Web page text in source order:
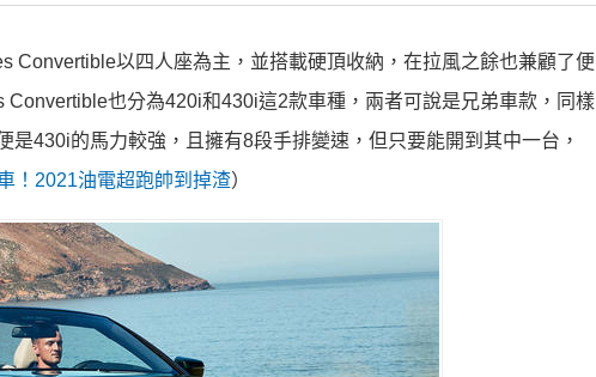
Convertible以四人座為主，並搭載硬頂收納，在拉風之餘也兼顧了便
也分為420i和430i這2款車種，兩者可說是兄弟車款，同樣
430i的馬力較強，且擁有8段手排變速，但只要能開到其中一台，
！2021油電超跑帥到掉渣）